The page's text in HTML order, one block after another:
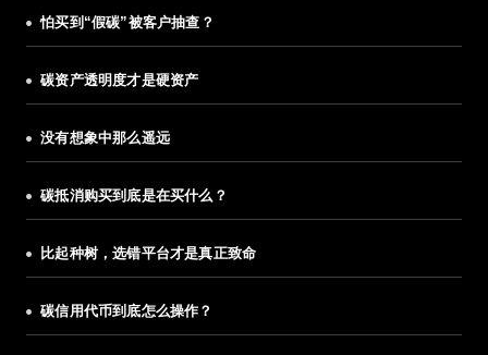
怕买到“假碳”被客户抽查？
碳资产透明度才是硬资产
没有想象中那么遥远
碳抵消购买到底是在买什么？
比起种树，选错平台才是真正致命
碳信用代币到底怎么操作？